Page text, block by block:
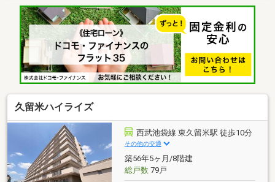
数：鉄筋コンクリート造5階建1階部分・築年月：1970
年9月■おすすめポイント・日当たり・通風良好・敷地
内に公園有■周辺環境・市立第九小学校まで約210ｍ
（徒歩約3分）・市立西中学校まで約610m（徒歩約8
分）・ヤオコー東久留米滝山店まで約550ｍ（徒歩約7
分）ご案内・ローン相談・資料請求等お気軽にお問合
せください。
久留米ハイライズ
西武池袋線 東久留米駅 徒歩10分
その他の交通
築56年5ヶ月/8階建
総戸数79戸